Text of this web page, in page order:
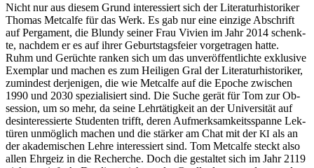
Nicht nur aus die­sem Grund in­ter­es­siert sich der Li­te­ra­tur­his­to­ri­ker
Tho­mas Met­cal­fe für das Werk. Es gab nur ei­ne ein­zi­ge Ab­schrift
auf Per­ga­ment, die Blun­dy sei­ner Frau Vi­vi­en im Jahr 2014 schenk­
te, nach­dem er es auf ih­rer Ge­burts­tags­fei­er vor­ge­tra­gen hat­te.
Ruhm und Ge­rüch­te ran­ken sich um das un­ver­öf­fent­lich­te ex­klu­si­ve
Ex­em­plar und ma­chen es zum Hei­li­gen Gral der Li­te­ra­tur­his­to­ri­ker,
zu­min­dest der­je­ni­gen, die wie Met­cal­fe auf die Epo­che zwi­schen
1990 und 2030 spe­zia­li­siert sind. Die Su­che ge­rät für Tom zur Ob­
ses­si­on, um so mehr, da sei­ne Lehr­tä­tig­keit an der Uni­ver­si­tät auf
des­in­ter­es­sier­te Stu­den­ten trifft, de­ren Auf­merk­sam­keits­span­ne Lek­
tü­ren un­mög­lich ma­chen und die stär­ker am Chat mit derKI als an
der aka­de­mi­schen Leh­re in­ter­es­siert sind. Tom Met­cal­fe steckt al­so
al­len Ehr­geiz in die Re­cher­che. Doch die ge­stal­tet sich im Jahr 2119